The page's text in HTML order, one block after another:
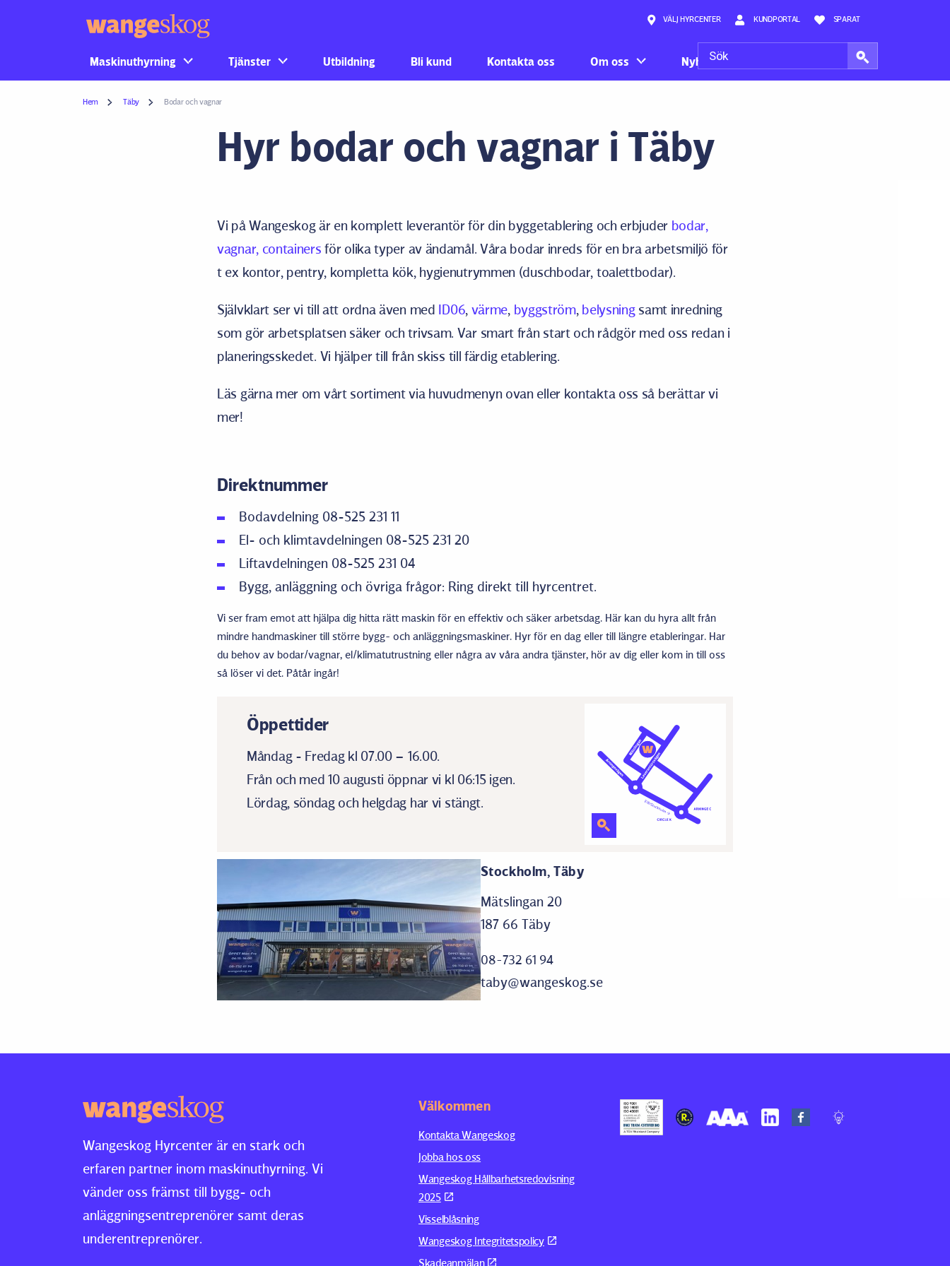
VÄLJ HYRCENTER KUNDPORTAL SPARAT
Maskinuthyrning Tjänster Utbildning Bli kund Kontakta oss Om oss Nyheter
Hem Täby Bodar och vagnar
Hyr bodar och vagnar i Täby
Vi på Wangeskog är en komplett leverantör för din byggetablering och erbjuderbodar,
vagnar, containers för olika typer av ändamål. Våra bodar inreds för en bra arbetsmiljö för
t ex kontor, pentry, kompletta kök, hygienutrymmen (duschbodar, toalettbodar).
Självklart ser vi till att ordna även med ID06, värme, byggström, belysningsamt inredning
som gör arbetsplatsen säker och trivsam. Var smart från start och rådgör med oss redan i
planeringsskedet. Vi hjälper till från skiss till färdig etablering.
Läs gärna mer om vårt sortiment via huvudmenyn ovan eller kontakta oss så berättar vi
mer!
Direktnummer
Bodavdelning 08-525 231 11
El- och klimtavdelningen 08-525 231 20
Liftavdelningen 08-525 231 04
Bygg, anläggning och övriga frågor: Ring direkt till hyrcentret.
Vi ser fram emot att hjälpa dig hitta rätt maskin för en effektiv och säker arbetsdag. Här kan du hyra allt från
mindre handmaskiner till större bygg- och anläggningsmaskiner. Hyr för en dag eller till längre etableringar. Har
du behov av bodar/vagnar, el/klimatutrustning eller några av våra andra tjänster, hör av dig eller kom in till oss
så löser vi det. Påtår ingår!
Öppettider
Måndag - Fredag kl 07.00 – 16.00.
Från och med 10 augusti öppnar vi kl 06:15 igen.
Lördag, söndag och helgdag har vi stängt.
Stockholm, Täby
Mätslingan 20
187 66 Täby
08-732 61 94
taby@wangeskog.se
Wangeskog Hyrcenter är en stark och
erfaren partner inom maskinuthyrning. Vi
vänder oss främst till bygg- och
anläggningsentreprenörer samt deras
underentreprenörer.
Välkommen
Kontakta Wangeskog
Jobba hos oss
Wangeskog Hållbarhetsredovisning
2025
Visselblåsning
Wangeskog Integritetspolicy
Skadeanmälan